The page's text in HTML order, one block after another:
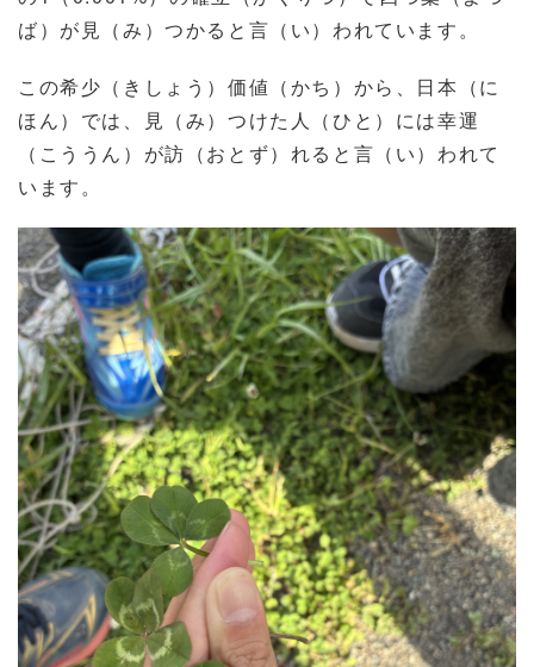
ば）が見（み）つかると言（い）われています。
この希少（きしょう）価値（かち）から、日本（に
ほん）では、見（み）つけた人（ひと）には幸運
（こううん）が訪（おとず）れると言（い）われて
います。